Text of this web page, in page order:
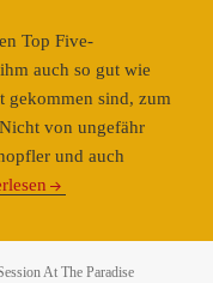
Top Five-
auch so gut wie
gekommen sind, zum
von ungefähr
und auch
At The Paradise